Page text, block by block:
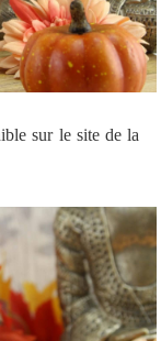
sur le site de la